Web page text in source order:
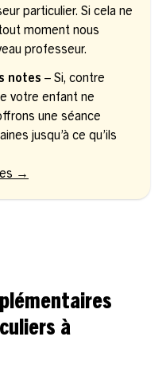
particulier. Si cela ne
moment nous
professeur.
notes – Si, contre
votre enfant ne
une séance
jusqu’à ce qu’ils
→
à